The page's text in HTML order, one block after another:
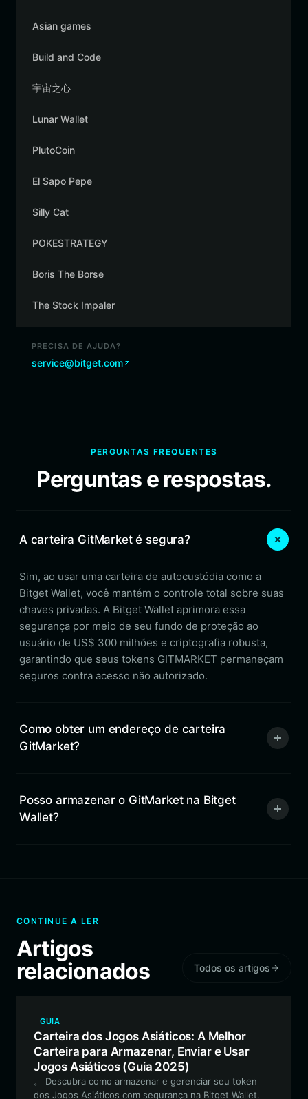
Asian games
Build and Code
宇宙之心
Lunar Wallet
PlutoCoin
El Sapo Pepe
Silly Cat
POKESTRATEGY
Boris The Borse
The Stock Impaler
PRECISA DE AJUDA?
service@bitget.com
PERGUNTAS FREQUENTES
Perguntas e respostas.
A carteira GitMarket é segura?
Sim, ao usar uma carteira de autocustódia como a
Bitget Wallet, você mantém o controle total sobre suas
chaves privadas. A Bitget Wallet aprimora essa
segurança por meio de seu fundo de proteção ao
usuário de US$ 300 milhões e criptografia robusta,
garantindo que seus tokens GITMARKET permaneçam
seguros contra acesso não autorizado.
Como obter um endereço de carteira
GitMarket?
Posso armazenar o GitMarket na Bitget
Wallet?
CONTINUE A LER
Artigos
relacionados
Todos os artigos
GUIA
Carteira dos Jogos Asiáticos: A Melhor
Carteira para Armazenar, Enviar e Usar
Jogos Asiáticos (Guia 2025)
。 Descubra como armazenar e gerenciar seu token
dos Jogos Asiáticos com segurança na Bitget Wallet.